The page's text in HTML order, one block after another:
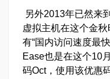
另外2013年已然来
虚拟主机在这个金
有“国内访问速度最
Ease也是在这个10
码Oct，使用该优惠